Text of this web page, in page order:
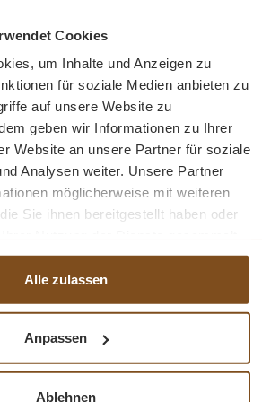
Cookies
um Inhalte und Anzeigen zu
für soziale Medien anbieten zu
auf unsere Website zu
geben wir Informationen zu Ihrer
Website an unsere Partner für soziale
Analysen weiter. Unsere Partner
möglicherweise mit weiteren
Sie ihnen bereitgestellt haben oder
Alle zulassen
Anpassen
Ablehnen
"Vitrinen-Schrank
cm"
ist sehr modern und
und zeitloses